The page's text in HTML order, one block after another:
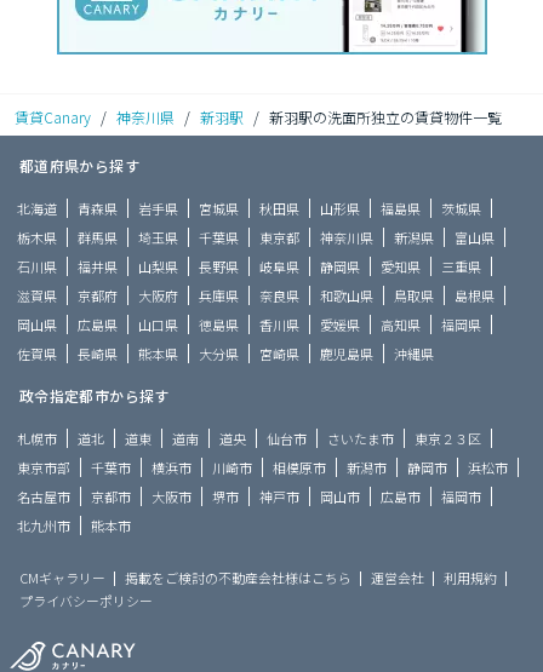
賃貸Canary / 神奈川県 / 新羽駅 / 新羽駅の洗面所独立の賃貸物件一覧
都道府県から探す
北海道 青森県 岩手県 宮城県 秋田県 山形県 福島県
茨城県
栃木県
群馬県 埼玉県 千葉県 東京都 神奈川県 新潟県
富山県
石川県
福井県 山梨県 長野県 岐阜県 静岡県 愛知県
三重県
滋賀県
京都府 大阪府 兵庫県 奈良県 和歌山県 鳥取県
島根県
岡山県
広島県 山口県 徳島県 香川県 愛媛県 高知県
福岡県
佐賀県
長崎県 熊本県 大分県 宮崎県 鹿児島県 沖縄県
政令指定都市から探す
札幌市 道北 道東 道南 道央 仙台市 さいたま市
東京２３区
東京市部
千葉市 横浜市 川崎市 相模原市 新潟市 静岡市
浜松市
名古屋市
京都市 大阪市 堺市 神戸市 岡山市 広島市
福岡市
北九州市
熊本市
CMギャラリー 掲載をご検討の不動産会社様はこちら 運営会社
利用規約
プライバシーポリシー